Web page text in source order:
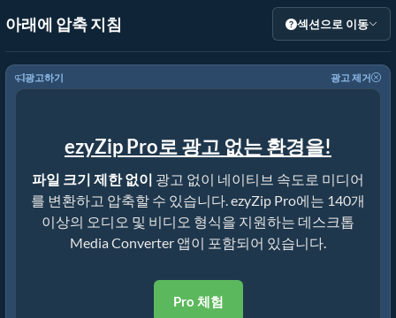
아래에 압축 지침 섹션으로 이동
광고하기 광고 제거
ezyZip Pro로 광고 없는 환경을!
파일 크기 제한 없이 광고 없이 네이티브 속도로 미디어
를 변환하고 압축할 수 있습니다. ezyZip Pro에는 140개
이상의 오디오 및 비디오 형식을 지원하는 데스크톱
Media Converter 앱이 포함되어 있습니다.
Pro 체험